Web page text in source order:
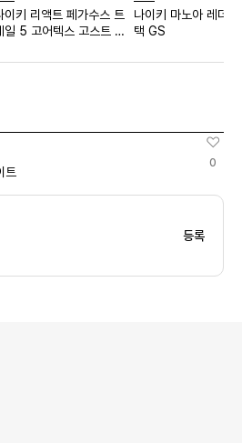
이키 리액트 페가수스 트
일 5 고어텍스 고스트 몰
나이키 마노아 레더
택 GS
트
0
등록